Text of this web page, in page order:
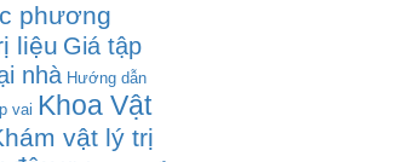
phương
liệu Giá tập
nhà Hướng dẫn
vai Khoa Vật
vật lý trị